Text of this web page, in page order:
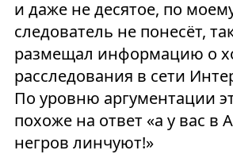
и даже не десятое, по
следователь не понесёт,
размещал информацию о
расследования в сети
По уровню аргументации
похоже на ответ «а у вас в
негров линчуют!»